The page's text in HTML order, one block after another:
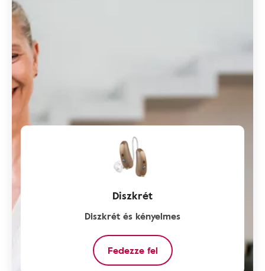
Diszkrét
Diszkrét és kényelmes
Fedezze fel